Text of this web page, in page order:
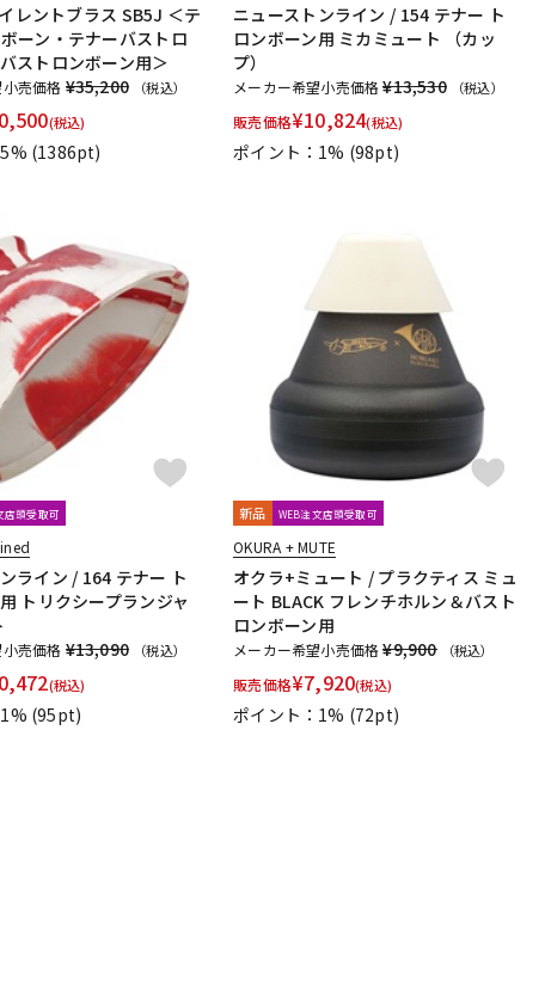
レントブラス SB5J ＜テ
ーン・テナーバストロ
ストロンボーン用＞
売価格 ¥35,200 （税込）
(税込)
(1386pt)
ニューストンライン / 154 テナー ト
ロンボーン用 ミカミュート （カッ
プ）
メーカー希望小売価格¥13,530 （税込）
販売価格¥10,824(税込)
ポイント：1% (98pt)
店頭受取可
ライン / 164 テナー ト
トリクシープランジャ
売価格 ¥13,090 （税込）
(税込)
(95pt)
新品 WEB注文店頭受取可
OKURA + MUTE
オクラ+ミュート / プラクティス ミュ
ート BLACK フレンチホルン＆バスト
ロンボーン用
メーカー希望小売価格¥9,900 （税込）
販売価格¥7,920(税込)
ポイント：1% (72pt)